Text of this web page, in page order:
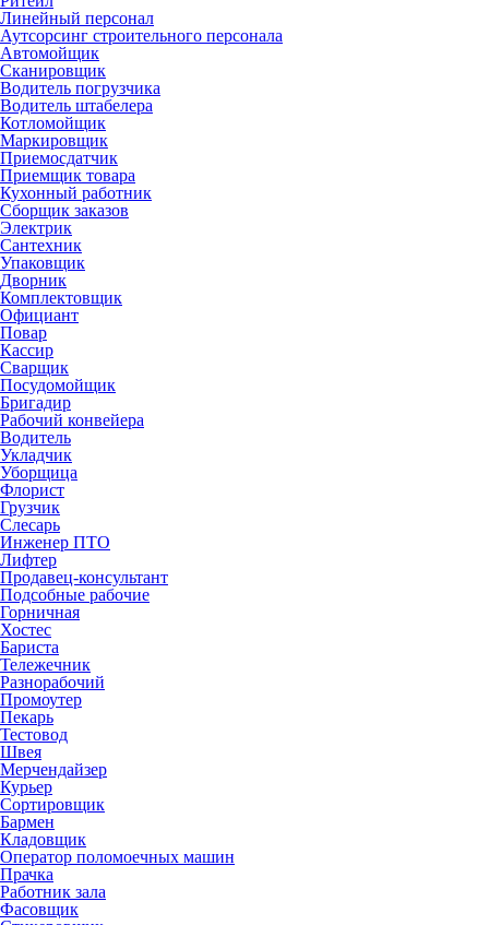
Линейный персонал
Аутсорсинг строительного персонала
Автомойщик
Сканировщик
Водитель погрузчика
Водитель штабелера
Котломойщик
Маркировщик
Приемосдатчик
Приемщик товара
Кухонный работник
Сборщик заказов
Электрик
Сантехник
Упаковщик
Дворник
Комплектовщик
Официант
Повар
Кассир
Сварщик
Посудомойщик
Бригадир
Рабочий конвейера
Водитель
Укладчик
Уборщица
Флорист
Грузчик
Слесарь
Инженер ПТО
Лифтер
Продавец-консультант
Подсобные рабочие
Горничная
Хостес
Бариста
Тележечник
Разнорабочий
Промоутер
Пекарь
Тестовод
Швея
Мерчендайзер
Курьер
Сортировщик
Бармен
Кладовщик
Оператор поломоечных машин
Прачка
Работник зала
Фасовщик